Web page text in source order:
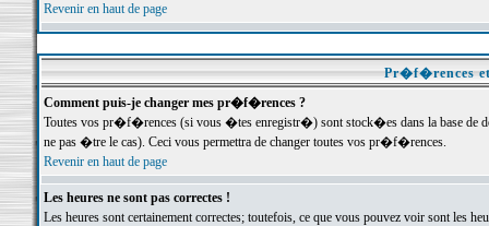
Revenir en haut de page
Pr�f�rences
Comment puis-je changer mes pr�f�rences ?
Toutes vos pr�f�rences (si vous �tes enregistr�) sont stock�es dans la base de
ne pas �tre le cas). Ceci vous permettra de changer toutes vos pr�f�rences.
Revenir en haut de page
Les heures ne sont pas correctes !
Les heures sont certainement correctes; toutefois, ce que vous pouvez voir sont